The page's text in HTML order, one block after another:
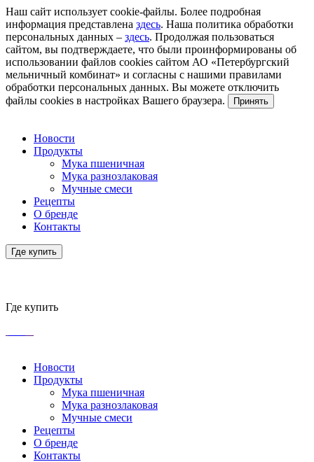
Наш сайт использует cookie-файлы. Более подробная
информация представлена здесь. Наша политика обработки
персональных данных – здесь. Продолжая пользоваться
сайтом, вы подтверждаете, что были проинформированы об
использовании файлов cookies сайтом АО «Петербургский
мельничный комбинат» и согласны с нашими правилами
обработки персональных данных. Вы можете отключить
файлы cookies в настройках Вашего браузера.
Принять
Новости
Продукты
Мука пшеничная
Мука разнозлаковая
Мучные смеси
Рецепты
О бренде
Контакты
Где купить
Где купить
Новости
Продукты
Мука пшеничная
Мука разнозлаковая
Мучные смеси
Рецепты
О бренде
Контакты